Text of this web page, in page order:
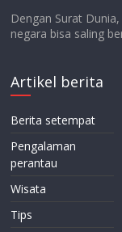
Dengan Surat
negara bisa saling
Artikel berita
Berita setempat
Pengalaman
perantau
Wisata
Tips